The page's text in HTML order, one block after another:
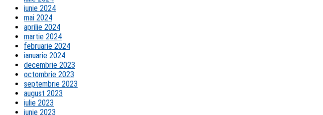
iunie 2024
mai 2024
aprilie 2024
martie 2024
februarie 2024
ianuarie 2024
decembrie 2023
octombrie 2023
septembrie 2023
august 2023
iulie 2023
iunie 2023